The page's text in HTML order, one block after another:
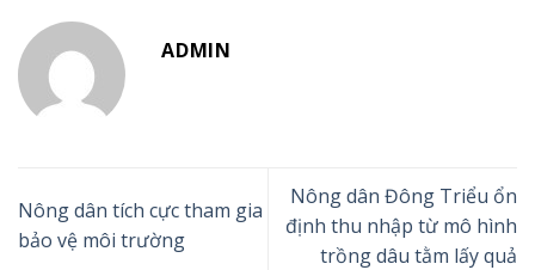
ADMIN
Nông dân tích cực tham gia
bảo vệ môi trường
Nông dân Đông Triểu ổn
định thu nhập từ mô hình
trồng dâu tằm lấy quả